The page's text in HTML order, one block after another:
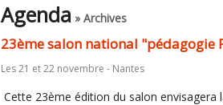
Agenda » Archives
23ème salon national "pédagogie
Les 21 et 22 novembre - Nantes
Cette 23ème édition du salon